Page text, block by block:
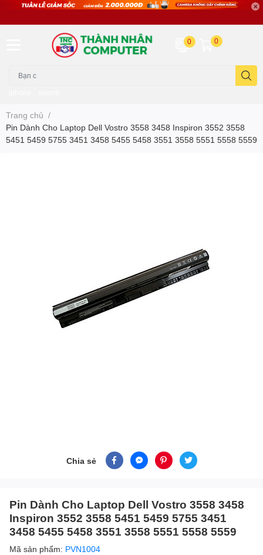
0 0
Trang chủ /
Pin Dành Cho Laptop Dell Vostro 3558 3458 Inspiron 3552 3558
5451 5459 5755 3451 3458 5455 5458 3551 3558 5551 5558 5559
Chia sẻ
Pin Dành Cho Laptop Dell Vostro 3558 3458
Inspiron 3552 3558 5451 5459 5755 3451
3458 5455 5458 3551 3558 5551 5558 5559
Mã sản phẩm: PVN1004